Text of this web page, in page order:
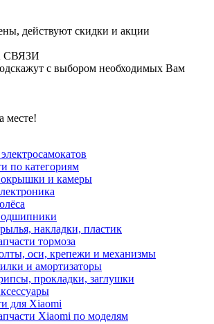
действуют скидки и акции
с выбором необходимых Вам
месте!
по категориям
и камеры
накладки, пластик
тормоза
оси, крепежи и механизмы
и амортизаторы
прокладки, заглушки
для Xiaomi
Xiaomi по моделям